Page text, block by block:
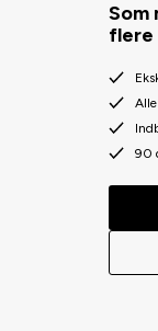
Som
flere
90